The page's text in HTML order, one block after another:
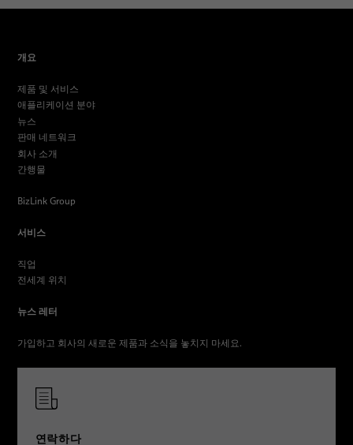
개요
제품 및 서비스
애플리케이션 분야
뉴스
판매 네트워크
회사 소개
간행물
BizLink Group
서비스
직업
전세계 위치
뉴스 레터
가입하고 회사의 새로운 제품과 소식을 놓치지 마세요.
연락하다